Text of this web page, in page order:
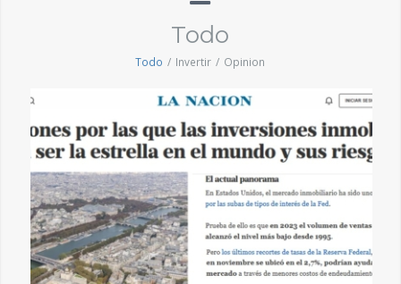
Todo
Todo / Invertir / Opinion